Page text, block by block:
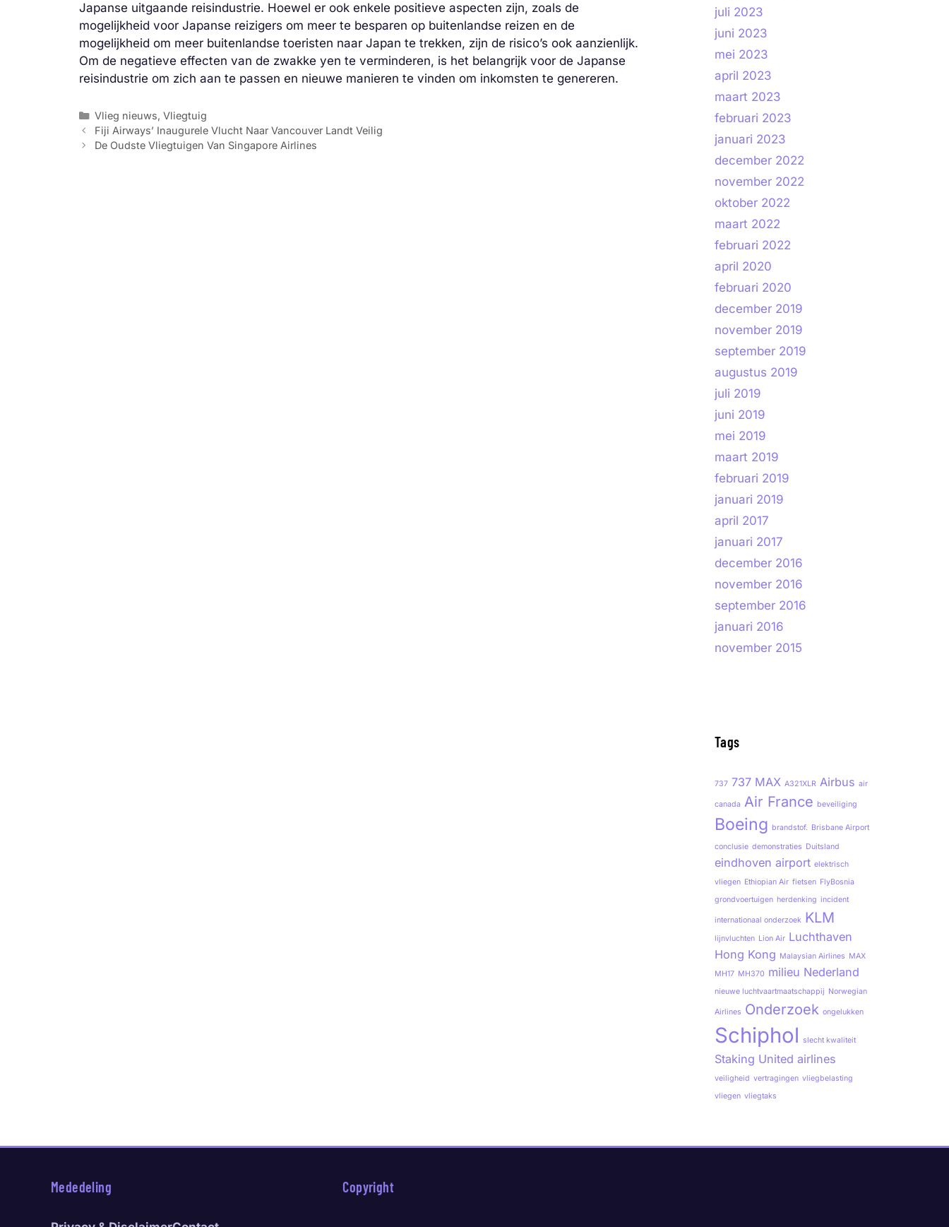
Japanse uitgaande reisindustrie. Hoewel er ook enkele positieve aspecten zijn, zoals de
mogelijkheid voor Japanse reizigers om meer te besparen op buitenlandse reizen en de
mogelijkheid om meer buitenlandse toeristen naar Japan te trekken, zijn de risico’s ook aanzienlijk.
Om de negatieve effecten van de zwakke yen te verminderen, is het belangrijk voor de Japanse
reisindustrie om zich aan te passen en nieuwe manieren te vinden om inkomsten te genereren.
Categorieën
Vlieg nieuws, Vliegtuig
Fiji Airways’ Inaugurele Vlucht Naar Vancouver Landt Veilig
De Oudste Vliegtuigen Van Singapore Airlines
juli 2023
juni 2023
mei 2023
april 2023
maart 2023
februari 2023
januari 2023
december 2022
november 2022
oktober 2022
maart 2022
februari 2022
april 2020
februari 2020
december 2019
november 2019
september 2019
augustus 2019
juli 2019
juni 2019
mei 2019
maart 2019
februari 2019
januari 2019
april 2017
januari 2017
december 2016
november 2016
september 2016
januari 2016
november 2015
Tags
737 737 MAX A321XLR Airbus air
canada Air France beveiliging
Boeing brandstof. Brisbane Airport
conclusie demonstraties Duitsland
eindhoven airport elektrisch
vliegen Ethiopian Air fietsen FlyBosnia
grondvoertuigen herdenking incident
internationaal onderzoek KLM
lijnvluchten Lion Air Luchthaven
Hong Kong Malaysian Airlines MAX
MH17 MH370 milieu Nederland
nieuwe luchtvaartmaatschappij Norwegian
Airlines Onderzoek ongelukken
Schiphol slecht kwaliteit
Staking United airlines
veiligheid vertragingen vliegbelasting
vliegen vliegtaks
Mededeling Copyright